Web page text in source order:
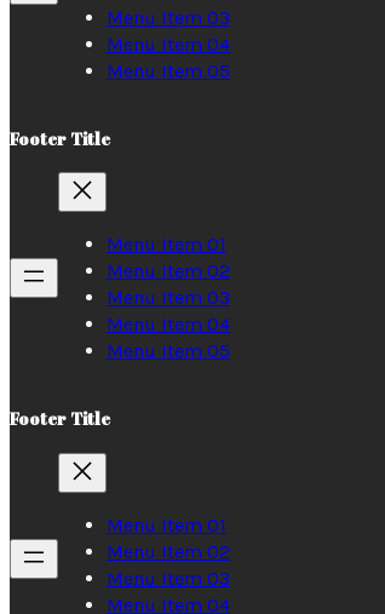
Menu Item 03
Menu Item 04
Menu Item 05
Footer Title
Menu Item 01
Menu Item 02
Menu Item 03
Menu Item 04
Menu Item 05
Footer Title
Menu Item 01
Menu Item 02
Menu Item 03
Menu Item 04